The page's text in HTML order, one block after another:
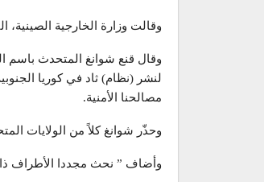
وقالت وزارة الخارجية الصينية،
وقال قنع شوانغ المتحدث باسم
لنشر (نظام) ثاد في كوريا
مصالحنا الأمنية.
وحذّر شوانغ كلاً من الولايات
وأضاف ” نحث مجددا الأطراف